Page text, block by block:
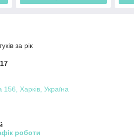
за рік
156, Харків, Україна
роботи